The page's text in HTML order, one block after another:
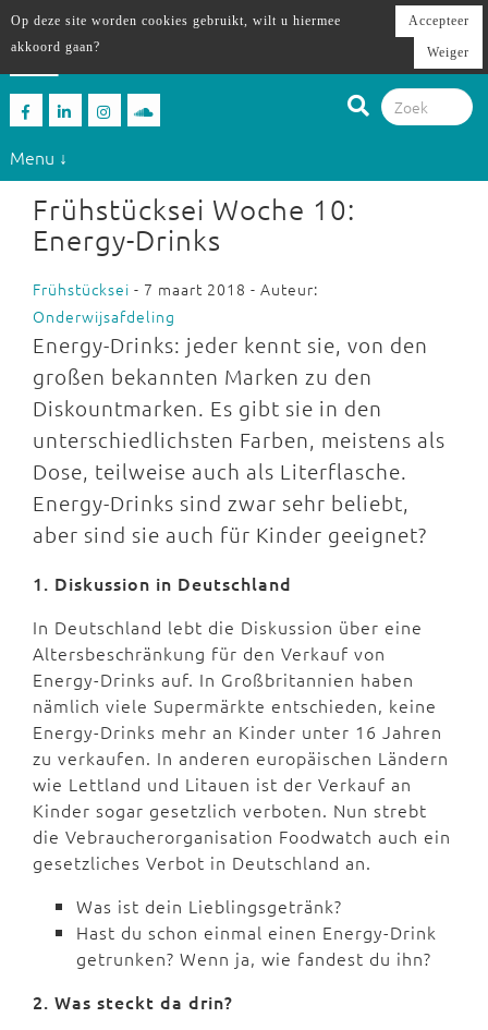
Menu ↓
Frühstücksei Woche 10:
Energy-Drinks
Frühstücksei - 7 maart 2018 - Auteur:
Onderwijsafdeling
Energy-Drinks: jeder kennt sie, von den
großen bekannten Marken zu den
Diskountmarken. Es gibt sie in den
unterschiedlichsten Farben, meistens als
Dose, teilweise auch als Literflasche.
Energy-Drinks sind zwar sehr beliebt,
aber sind sie auch für Kinder geeignet?
1. Diskussion in Deutschland
In Deutschland lebt die Diskussion über eine
Altersbeschränkung für den Verkauf von
Energy-Drinks auf. In Großbritannien haben
nämlich viele Supermärkte entschieden, keine
Energy-Drinks mehr an Kinder unter 16 Jahren
zu verkaufen. In anderen europäischen Ländern
wie Lettland und Litauen ist der Verkauf an
Kinder sogar gesetzlich verboten. Nun strebt
die Vebraucherorganisation Foodwatch auch ein
gesetzliches Verbot in Deutschland an.
Was ist dein Lieblingsgetränk?
Hast du schon einmal einen Energy-Drink
getrunken? Wenn ja, wie fandest du ihn?
2. Was steckt da drin?
Op deze site worden cookies gebruikt, wilt u hiermee
akkoord gaan?
Accepteer
Weiger